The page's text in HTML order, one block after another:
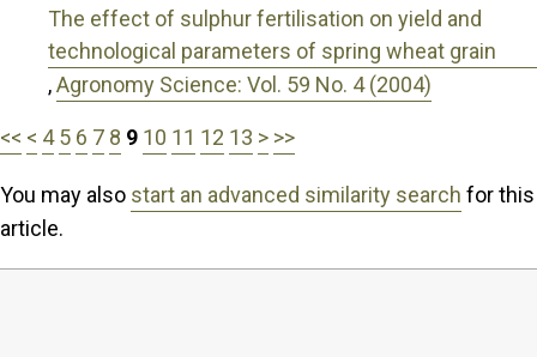
The effect of sulphur fertilisation on yield and
technological parameters of spring wheat grain
,Agronomy Science: Vol. 59 No. 4 (2004)
<< < 4 5 6 7 8 9 10 11 12 13 > >>
You may also start an advanced similarity search for this
article.